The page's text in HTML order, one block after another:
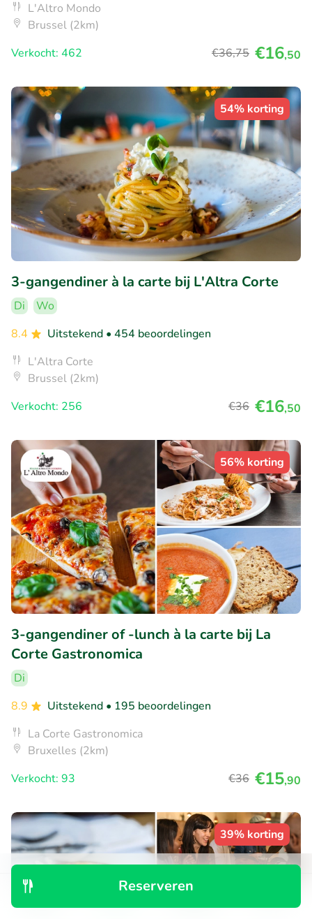
Reserveren
L'Altro Mondo
Brussel (2km)
Verkocht: 462
€36,75 €16,50
54% korting
3-gangendiner à la carte bij L'Altra Corte
Di
Wo
8.4
Uitstekend • 454 beoordelingen
L'Altra Corte
Brussel (2km)
Verkocht: 256
€36 €16,50
56% korting
3-gangendiner of -lunch à la carte bij La
Corte Gastronomica
Di
8.9
Uitstekend • 195 beoordelingen
La Corte Gastronomica
Bruxelles (2km)
Verkocht: 93
€36 €15,90
39% korting